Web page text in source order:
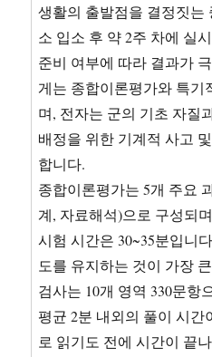
생활의 출발점을 결정짓는
소 입소 후 약 2주 차에 실
준비 여부에 따라 결과가
게는 종합이론평가와 특기
며, 전자는 군의 기초 자질
배정을 위한 기계적 사고
합니다.
종합이론평가는 5개 주요
계, 자료해석)으로 구성되
시험 시간은 30~35분입니
도를 유지하는 것이 가장
검사는 10개 영역 330문항
평균 2분 내외의 풀이 시간
로 읽기도 전에 시간이 끝